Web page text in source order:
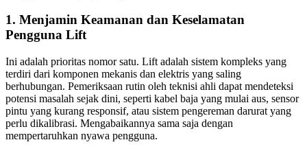
1. Menjamin Keamanan dan Keselamatan
Pengguna Lift
Ini adalah prioritas nomor satu. Lift adalah sistem kompleks yang
terdiri dari komponen mekanis dan elektris yang saling
berhubungan. Pemeriksaan rutin oleh teknisi ahli dapat mendeteksi
potensi masalah sejak dini, seperti kabel baja yang mulai aus, sensor
pintu yang kurang responsif, atau sistem pengereman darurat yang
perlu dikalibrasi. Mengabaikannya sama saja dengan
mempertaruhkan nyawa pengguna.